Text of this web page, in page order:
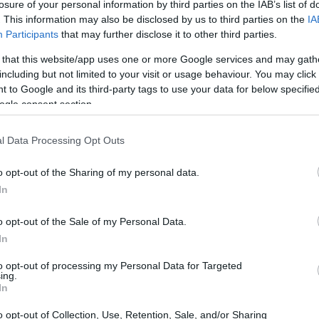
of your personal information by third parties on the IAB’s list of
This information may also be disclosed by us to third parties on the
Participants that may further disclose it to other third parties.
that this website/app uses one or more Google services and may
but not limited to your visit or usage behaviour. You may
to Google and its third-party tags to use your data for below
consent section.
Data Processing Opt Outs
opt-out of the Sharing of my personal data.
opt-out of the Sale of my Personal Data.
opt-out of processing my Personal Data for Targeted
opt-out of Collection, Use, Retention, Sale, and/or Sharing
الأولى نحو النجاح. فلكل نوع من أنواع الليمون نكهات وأحجام
المنزلية
شيوعاً في المتاجر، وهو أكبر حجماً وأقل حموضة من الليمون